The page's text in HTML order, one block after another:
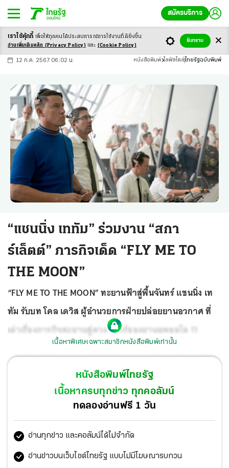
สมัครบริการ
-ก ก ก+
12 ก.ค. 2567 06:02 น. หนังสือพิมพ์ ไลฟ์สไตล์ ไทยรัฐฉบับพิมพ์
“แชนนิ่ง เททัม” ร่วมงาน “สกา
ร์เล็ตต์” ภารกิจเด็ด “FLY ME TO
THE MOON”
“FLY ME TO THE MOON” ทะยานฟ้าสู่พื้นจันทร์ แชนนิ่ง เท
ทัม รับบท โคล เดวิส ผู้อำนวยการฝ่ายปล่อยยานอวกาศ ที่
เล่าเรื่องภารกิจทะยานสู่ดวงจันทร์ของยานอพอลโล 11
เนื้อหาพิเศษเฉพาะสมาชิกหนังสือพิมพ์เท่านั้น
หนังสือพิมพ์ไทยรัฐ
เนื้อหาครบทุกข่าว ทุกคอลัมน์
ทดลองอ่านฟรี 1 วัน
อ่านทุกข่าว และคอลัมน์ได้ไม่จำกัด
อ่านข่าวบนเว็บไซต์ไทยรัฐ แบบไม่มีโฆษณารบกวน
เราใช้คุ้กกี้ เพื่อให้ทุกคนได้ประสบการณ์การใช้งานที่ดียิ่งขึ้น
อ่านเพิ่มเติมคลิก (Privacy Policy) และ (Cookie Policy)
รับทราบ